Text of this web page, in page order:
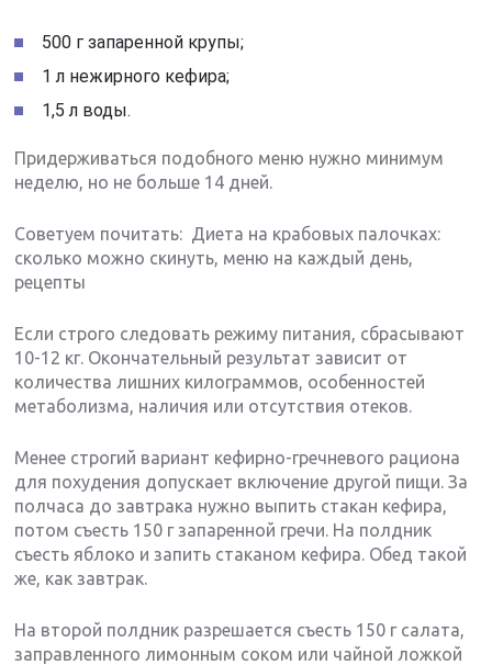
500 г запаренной крупы;
1 л нежирного кефира;
1,5 л воды.
Придерживаться подобного меню нужно минимум
неделю, но не больше 14 дней.
Советуем почитать: Диета на крабовых палочках:
сколько можно скинуть, меню на каждый день,
рецепты
Если строго следовать режиму питания, сбрасывают
10-12 кг. Окончательный результат зависит от
количества лишних килограммов, особенностей
метаболизма, наличия или отсутствия отеков.
Менее строгий вариант кефирно-гречневого рациона
для похудения допускает включение другой пищи. За
полчаса до завтрака нужно выпить стакан кефира,
потом съесть 150 г запаренной гречи. На полдник
съесть яблоко и запить стаканом кефира. Обед такой
же, как завтрак.
На второй полдник разрешается съесть 150 г салата,
заправленного лимонным соком или чайной ложкой